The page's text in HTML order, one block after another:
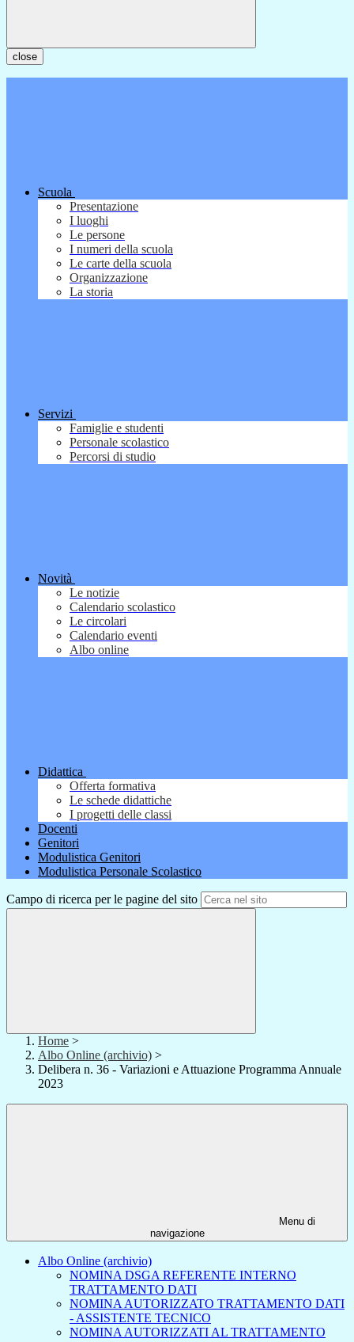
close
Scuola
Presentazione
I luoghi
Le persone
I numeri della scuola
Le carte della scuola
Organizzazione
La storia
Servizi
Famiglie e studenti
Personale scolastico
Percorsi di studio
Novità
Le notizie
Calendario scolastico
Le circolari
Calendario eventi
Albo online
Didattica
Offerta formativa
Le schede didattiche
I progetti delle classi
Docenti
Genitori
Modulistica Genitori
Modulistica Personale Scolastico
Campo di ricerca per le pagine del sito
Home >
Albo Online (archivio) >
Delibera n. 36 - Variazioni e Attuazione Programma Annuale
2023
Menu di
navigazione
Albo Online (archivio)
NOMINA DSGA REFERENTE INTERNO
TRATTAMENTO DATI
NOMINA AUTORIZZATO TRATTAMENTO DATI
- ASSISTENTE TECNICO
NOMINA AUTORIZZATI AL TRATTAMENTO